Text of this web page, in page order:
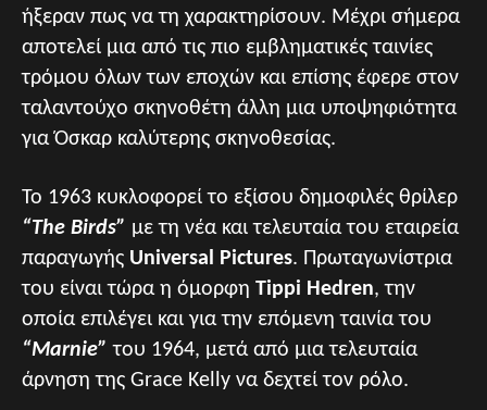
ήξεραν πως να τη χαρακτηρίσουν. Μέχρι σήμερα
αποτελεί μια από τις πιο εμβληματικές ταινίες
τρόμου όλων των εποχών και επίσης έφερε στον
ταλαντούχο σκηνοθέτη άλλη μια υποψηφιότητα
για Όσκαρ καλύτερης σκηνοθεσίας.
Το 1963 κυκλοφορεί το εξίσου δημοφιλές θρίλερ
“The Birds” με τη νέα και τελευταία του εταιρεία
παραγωγής Universal Pictures. Πρωταγωνίστρια
του είναι τώρα η όμορφη Tippi Hedren, την
οποία επιλέγει και για την επόμενη ταινία του
“Marnie” του 1964, μετά από μια τελευταία
άρνηση της Grace Kelly να δεχτεί τον ρόλο.